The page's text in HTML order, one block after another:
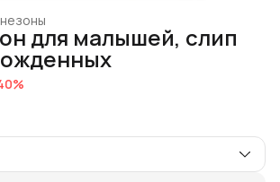
для малышей, слип
%